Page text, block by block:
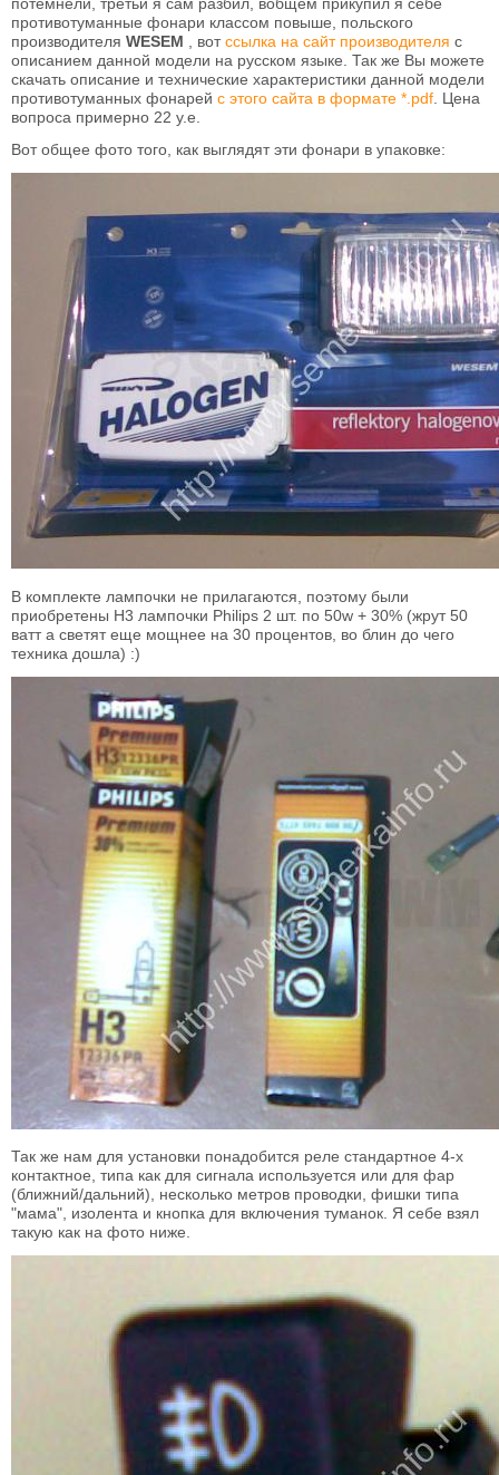
потемнели, третьи я сам разбил, вобщем прикупил я себе
противотуманные фонари классом повыше, польского
производителя WESEM , вот ссылка на сайт производителя с
описанием данной модели на русском языке. Так же Вы можете
скачать описание и технические характеристики данной модели
противотуманных фонарей с этого сайта в формате *.pdf . Цена
вопроса примерно 22 у.е.
Вот общее фото того, как выглядят эти фонари в упаковке:
В комплекте лампочки не прилагаются, поэтому были
приобретены H3 лампочки Philips 2 шт. по 50w + 30% (жрут 50
ватт а светят еще мощнее на 30 процентов, во блин до чего
техника дошла) :)
Так же нам для установки понадобится реле стандартное 4-х
контактное, типа как для сигнала используется или для фар
(ближний/дальний), несколько метров проводки, фишки типа
"мама", изолента и кнопка для включения туманок. Я себе взял
такую как на фото ниже.